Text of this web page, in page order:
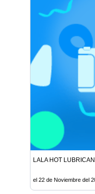
LALA HOT
el 22 de Noviembre del